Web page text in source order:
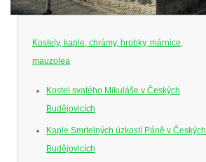
Kostely, kaple, chrámy, hrobky, márnice,
mauzolea
Kostel svatého Mikuláše v Českých
Budějovicích
Kaple Smrtelných úzkostí Páně v Českých
Budějovicích